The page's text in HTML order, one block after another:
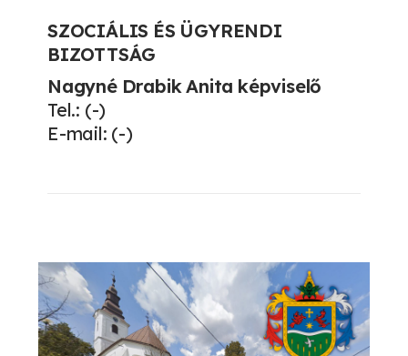
SZOCIÁLIS ÉS ÜGYRENDI
BIZOTTSÁG
Nagyné Drabik Anita képviselő
Tel.: (-)
E-mail: (-)